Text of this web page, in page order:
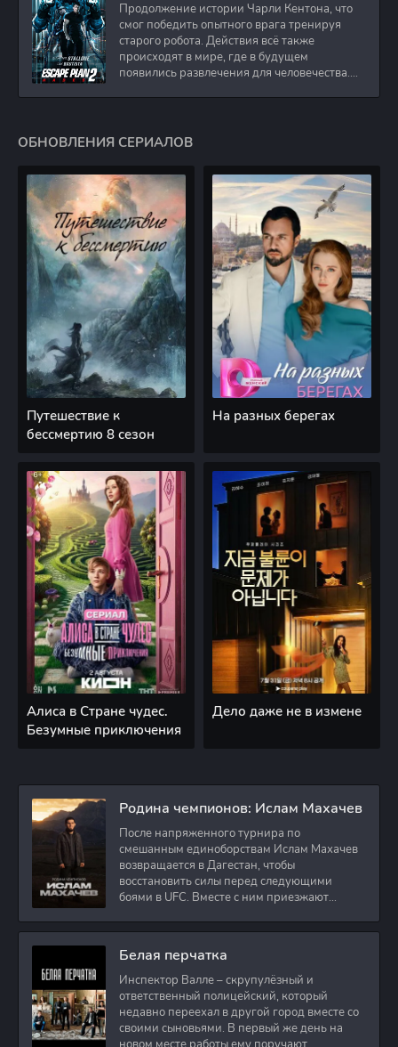
Продолжение истории Чарли Кентона, что
смог победить опытного врага тренируя
старого робота. Действия всё также
происходят в мире, где в будущем
появились развлечения для человечества.
ОБНОВЛЕНИЯ СЕРИАЛОВ
Путешествие к
бессмертию 8 сезон
На разных берегах
Алиса в Стране чудес.
Безумные приключения
Дело даже не в измене
Родина чемпионов: Ислам Махачев
После напряженного турнира по
смешанным единоборствам Ислам Махачев
возвращается в Дагестан, чтобы
восстановить силы перед следующими
боями в UFC. Вместе с ним приезжают
Белая перчатка
Инспектор Валле – скрупулёзный и
ответственный полицейский, который
недавно переехал в другой город вместе со
своими сыновьями. В первый же день на